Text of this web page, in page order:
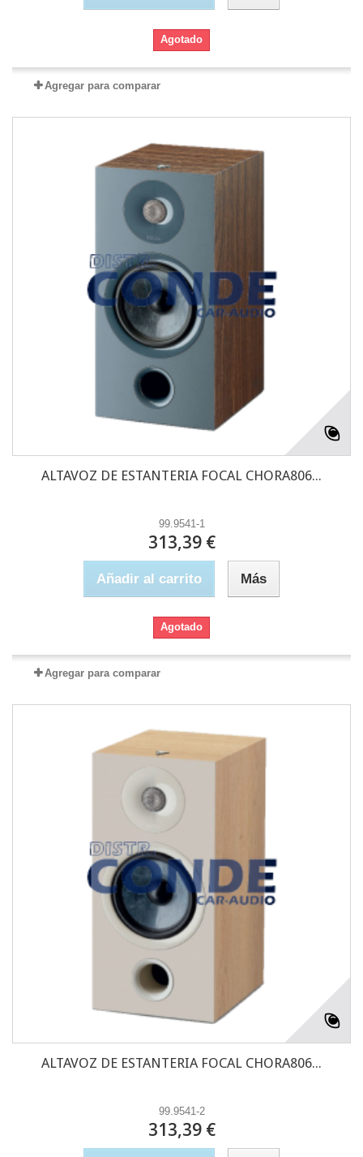
Agotado
Agregar para comparar
ALTAVOZ DE ESTANTERIA FOCAL CHORA806...
99.9541-1
313,39 €
Añadir al carrito Más
Agotado
Agregar para comparar
ALTAVOZ DE ESTANTERIA FOCAL CHORA806...
99.9541-2
313,39 €